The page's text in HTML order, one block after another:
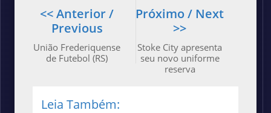
Próximo / Next
>>
Stoke City apresenta
seu novo uniforme
reserva
<< Anterior /
Previous
União Frederiquense
de Futebol (RS)
Leia Também: